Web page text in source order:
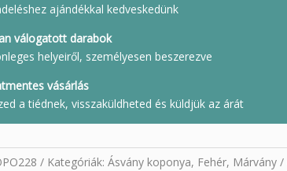
ajándékkal kedveskedünk
válogatott darabok
helyeiről, személyesen beszerezve
vásárlás
a tiédnek, visszaküldheted és küldjük az árát
Kategóriák: Ásvány koponya, Fehér, Márvány